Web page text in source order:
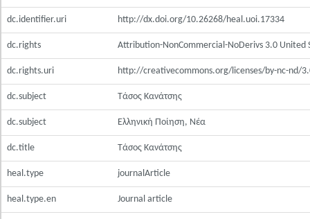
dc.identifier.uri http://dx.doi.org/10.26268/heal.uoi.17334
dc.rights Attribution-NonCommercial-NoDerivs 3.0 United
dc.rights.uri http://creativecommons.org/licenses/by-nc-nd/
dc.subject Τάσος Κανάτσης
dc.subject Ελληνική Ποίηση, Νέα
dc.title Τάσος Κανάτσης
heal.type journalArticle
heal.type.en Journal article